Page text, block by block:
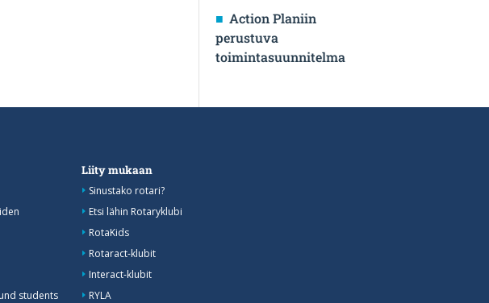
Action Planiin
perustuva
toimintasuunnitelma
students
Liity mukaan
Sinustako rotari?
Etsi lähin Rotaryklubi
RotaKids
Rotaract-klubit
Interact-klubit
RYLA